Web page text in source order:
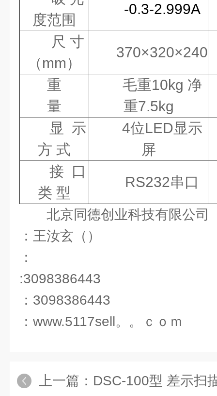
度范围
-0.3-2.999A
尺 寸
（mm）
370×320×240
重
量
毛重10kg 净
重7.5kg
显 示
方 式
4位LED显示
屏
接 口
类 型
RS232串 口
北京同德创业科技有限公司
：王汝玄（）
：
:3098386443
：3098386443
：www.5117sell。。ｃｏｍ
上一篇： DSC-100型 差示扫